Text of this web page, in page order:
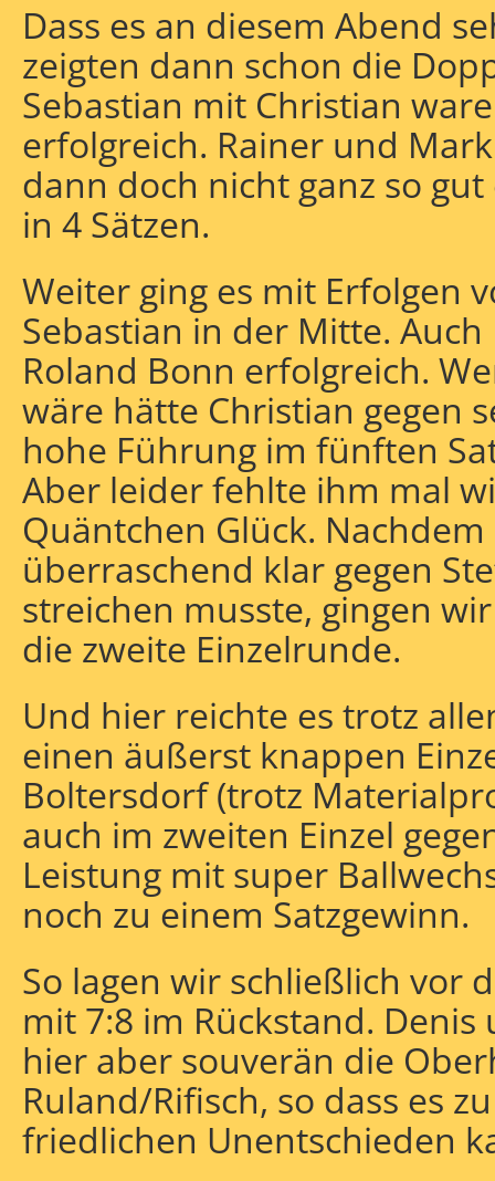
Dass es an diesem Abend
zeigten dann schon die
Sebastian mit Christian
erfolgreich. Rainer und
dann doch nicht ganz so
in 4 Sätzen.
Weiter ging es mit Erfolgen
Sebastian in der Mitte.
Roland Bonn erfolgreich.
wäre hätte Christian gegen
hohe Führung im fünften
Aber leider fehlte ihm mal
Quäntchen Glück.
überraschend klar gegen
streichen musste, gingen
die zweite Einzelrunde.
Und hier reichte es trotz
einen äußerst knappen
Boltersdorf (trotz
auch im zweiten Einzel
Leistung mit super
noch zu einem Satzgewinn.
So lagen wir schließlich vor
mit 7:8 im Rückstand.
hier aber souverän die
Ruland/Rifisch, so dass es
friedlichen Unentschieden